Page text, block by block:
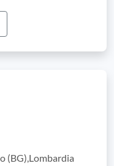
(BG),Lombardia